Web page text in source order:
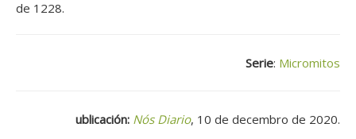
de 1228.
Serie: Micromitos
ublicación: Nós Diario, 10 de decembro de 2020.